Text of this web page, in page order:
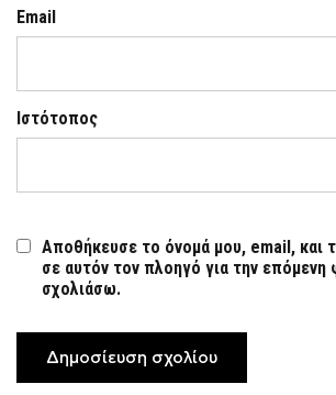
Email
Ιστότοπος
Αποθήκευσε το όνομά μου, email, και
σε αυτόν τον πλοηγό για την
σχολιάσω.